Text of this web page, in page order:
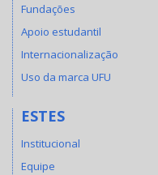
Fundações
Apoio estudantil
Internacionalização
Uso da marca UFU
ESTES
Institucional
Equipe